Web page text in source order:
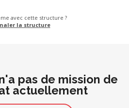
avec cette structure ?
la structure
pas de mission de
actuellement